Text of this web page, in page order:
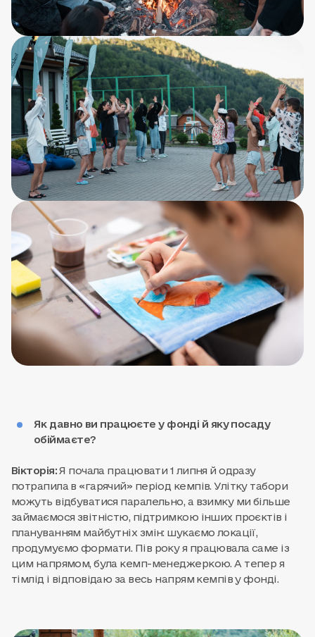
Як давно ви працюєте у фонді й яку посаду
обіймаєте?
Вікторія:Я почала працювати 1 липня й одразу
потрапила в «гарячий» період кемпів. Улітку табори
можуть відбуватися паралельно, а взимку ми більше
займаємося звітністю, підтримкою інших проєктів і
плануванням майбутніх змін: шукаємо локації,
продумуємо формати. Пів року я працювала саме із
цим напрямом, була кемп-менеджеркою. А тепер я
тімлід і відповідаю за весь напрям кемпів у фонді.